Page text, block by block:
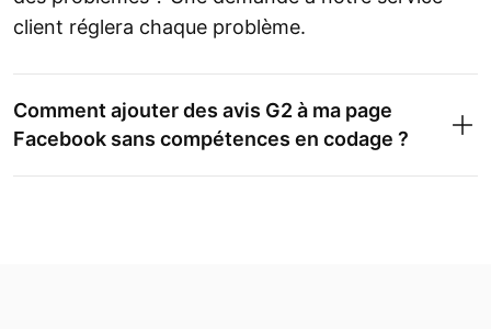
client réglera chaque problème.
Comment ajouter des avis G2 à ma page
Facebook sans compétences en codage ?